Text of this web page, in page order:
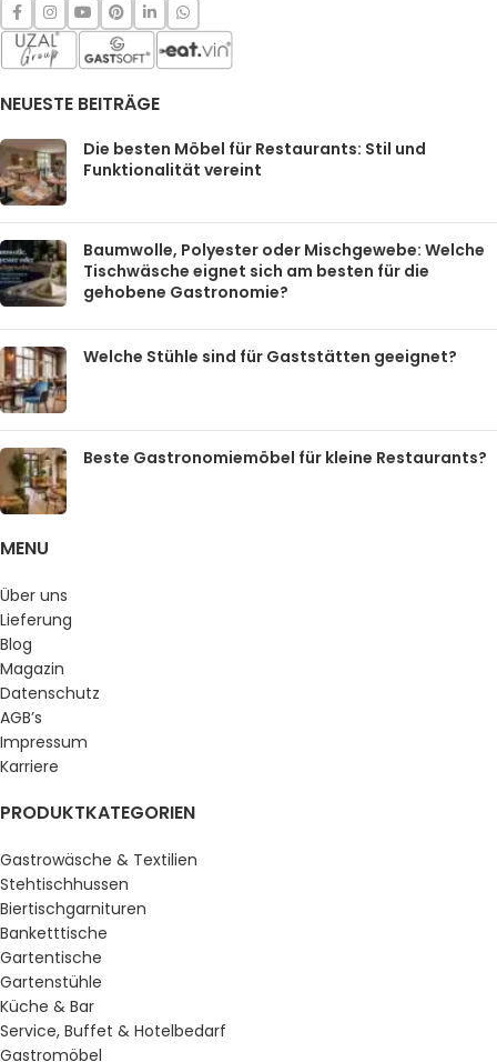
NEUESTE BEITRÄGE
Die besten Möbel für Restaurants: Stil und
Funktionalität vereint
Baumwolle, Polyester oder Mischgewebe: Welche
Tischwäsche eignet sich am besten für die
gehobene Gastronomie?
Welche Stühle sind für Gaststätten geeignet?
Beste Gastronomiemöbel für kleine Restaurants?
MENU
Über uns
Lieferung
Blog
Magazin
Datenschutz
AGB’s
Impressum
Karriere
PRODUKTKATEGORIEN
Gastrowäsche & Textilien
Stehtischhussen
Biertischgarnituren
Banketttische
Gartentische
Gartenstühle
Küche & Bar
Service, Buffet & Hotelbedarf
Gastromöbel